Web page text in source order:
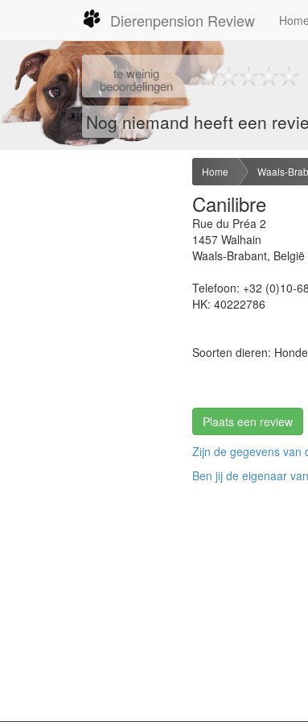
Dierenpension Review Home
teweinig
beoordelingen
Nog niemand heeft een
Home Waals-
Canilibre
Rue du Préa 2
1457 Walhain
Waals-Brabant, België
Telefoon: +32 (0)10-
HK: 40222786
Soorten dieren:
Plaats een review
Zijn de gegevens van
Ben jij de eigenaar